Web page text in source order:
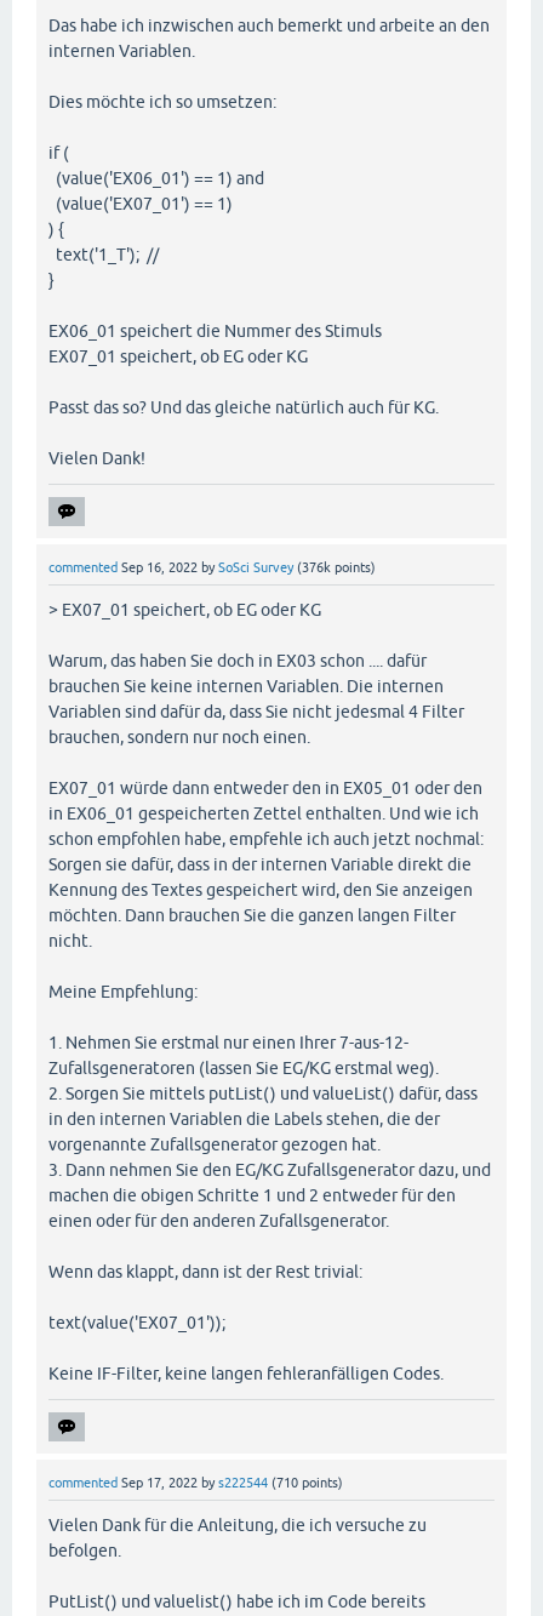
Das habe ich inzwischen auch bemerkt und arbeite an den
internen Variablen.
Dies möchte ich so umsetzen:
if (
(value('EX06_01') == 1) and
(value('EX07_01') == 1)
) {
text('1_T'); //
}
EX06_01 speichert die Nummer des Stimuls
EX07_01 speichert, ob EG oder KG
Passt das so? Und das gleiche natürlich auch für KG.
Vielen Dank!
commented Sep 16, 2022 bySoSci Survey (376k points)
> EX07_01 speichert, ob EG oder KG
Warum, das haben Sie doch in EX03 schon .... dafür
brauchen Sie keine internen Variablen. Die internen
Variablen sind dafür da, dass Sie nicht jedesmal 4 Filter
brauchen, sondern nur noch einen.
EX07_01 würde dann entweder den in EX05_01 oder den
in EX06_01 gespeicherten Zettel enthalten. Und wie ich
schon empfohlen habe, empfehle ich auch jetzt nochmal:
Sorgen sie dafür, dass in der internen Variable direkt die
Kennung des Textes gespeichert wird, den Sie anzeigen
möchten. Dann brauchen Sie die ganzen langen Filter
nicht.
Meine Empfehlung:
1. Nehmen Sie erstmal nur einen Ihrer 7-aus-12-
Zufallsgeneratoren (lassen Sie EG/KG erstmal weg).
2. Sorgen Sie mittels putList() und valueList() dafür, dass
in den internen Variablen die Labels stehen, die der
vorgenannte Zufallsgenerator gezogen hat.
3. Dann nehmen Sie den EG/KG Zufallsgenerator dazu, und
machen die obigen Schritte 1 und 2 entweder für den
einen oder für den anderen Zufallsgenerator.
Wenn das klappt, dann ist der Rest trivial:
text(value('EX07_01'));
Keine IF-Filter, keine langen fehleranfälligen Codes.
commented Sep 17, 2022 bys222544 (710 points)
Vielen Dank für die Anleitung, die ich versuche zu
befolgen.
PutList() und valuelist() habe ich im Code bereits